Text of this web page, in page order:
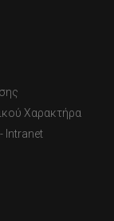
Χαρακτήρα
Intranet